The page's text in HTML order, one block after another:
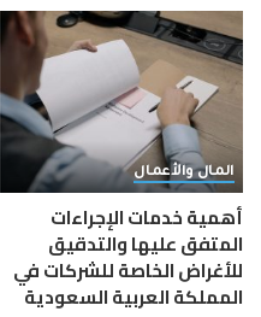
المال والأعمال
أهمية خدمات الإجراءات
المتفق عليها والتدقيق
للأغراض الخاصة للشركات في
المملكة العربية السعودية